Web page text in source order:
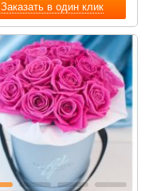
Заказать в один клик